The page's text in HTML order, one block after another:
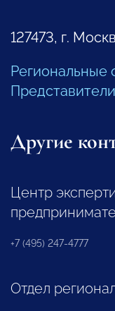
127473, г.
Региональные
Другие
Центр
+7 (495) 247-4777
Отдел